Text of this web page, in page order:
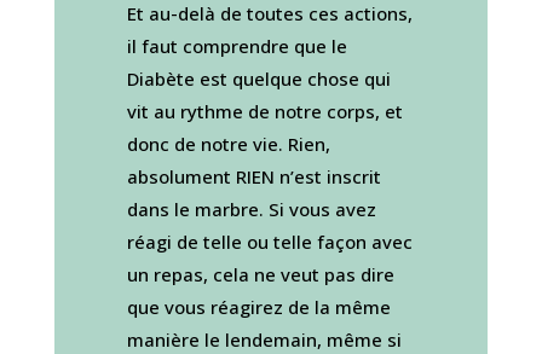
Et au-delà de toutes ces actions,
il faut comprendre que le
Diabète est quelque chose qui
vit au rythme de notre corps, et
donc de notre vie. Rien,
absolument RIEN n’est inscrit
dans le marbre. Si vous avez
réagi de telle ou telle façon avec
un repas, cela ne veut pas dire
que vous réagirez de la même
manière le lendemain, même si